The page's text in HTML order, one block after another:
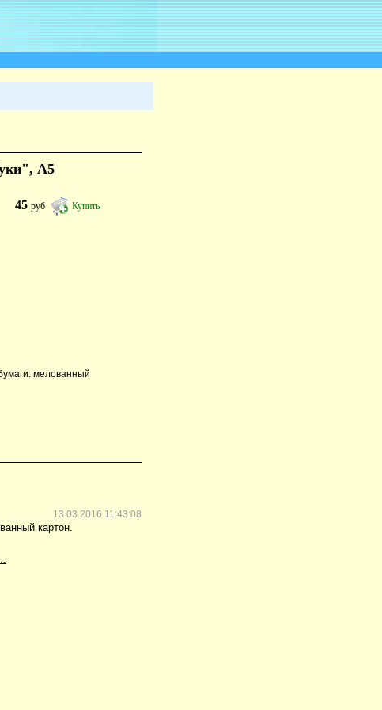
А5
45руб Купить
мелованный
13.03.2016 11:43:08
картон.